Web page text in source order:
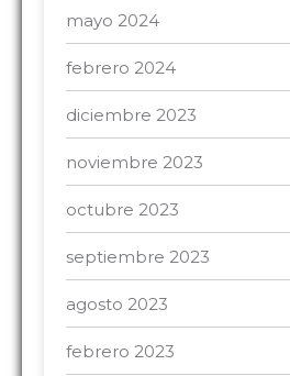
mayo 2024
febrero 2024
diciembre 2023
noviembre 2023
octubre 2023
septiembre 2023
agosto 2023
febrero 2023